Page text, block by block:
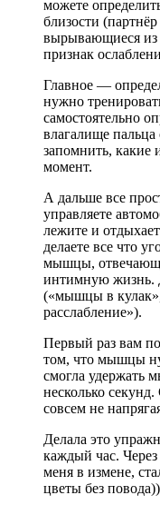
можете
близости
вырывающиеся из
признак
Главное —
нужно
самостоятельно
влагалище
запомнить,
момент.
А дальше все
управляете
лежите и
делаете все что
мышцы,
интимную жизнь.
(«мышцы в
расслабление»).
Первый раз вам
том, что мышцы
смогла удержать
несколько
совсем не
Делала это
каждый час.
меня в измене,
цветы без